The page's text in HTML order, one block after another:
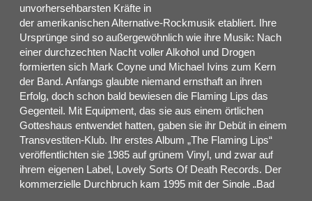
unvorhersehbarsten Kräfte in
der amerikanischen Alternative-Rockmusik etabliert. Ihre
Ursprünge sind so außergewöhnlich wie ihre Musik: Nach
einer durchzechten Nacht voller Alkohol und Drogen
formierten sich Mark Coyne und Michael Ivins zum Kern
der Band. Anfangs glaubte niemand ernsthaft an ihren
Erfolg, doch schon bald bewiesen die Flaming Lips das
Gegenteil. Mit Equipment, das sie aus einem örtlichen
Gotteshaus entwendet hatten, gaben sie ihr Debüt in einem
Transvestiten-Klub. Ihr erstes Album „The Flaming Lips“
veröffentlichten sie 1985 auf grünem Vinyl, und zwar auf
ihrem eigenen Label, Lovely Sorts Of Death Records. Der
kommerzielle Durchbruch kam 1995 mit der Single „Bad